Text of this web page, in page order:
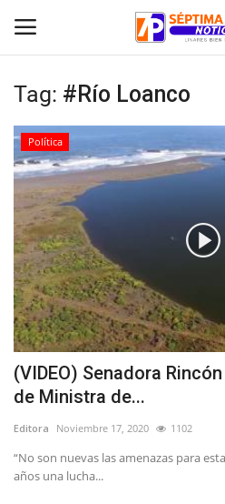
Inicio
Crónica
Policial
Tribunales
Deporte
Política
Espectáculos
Tag: #Río Loanco
Política
(VIDEO) Senadora
de Ministra de...
Editora Noviembre 17, 2020 1102
“No son nuevas las amenazas para
años una lucha...